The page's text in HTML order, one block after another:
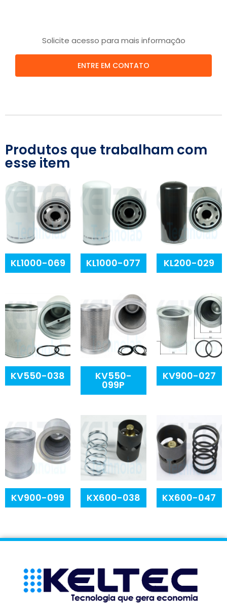
Solicite acesso para mais informação
ENTRE EM CONTATO
Produtos que trabalham com
esse item
KL1000-069 KL1000-077 KL200-029
KV550-038 KV550-
099P
KV900-027
KV900-099 KX600-038 KX600-047